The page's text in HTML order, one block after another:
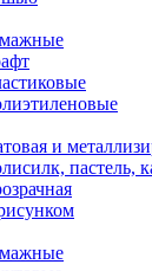
и
пастель,